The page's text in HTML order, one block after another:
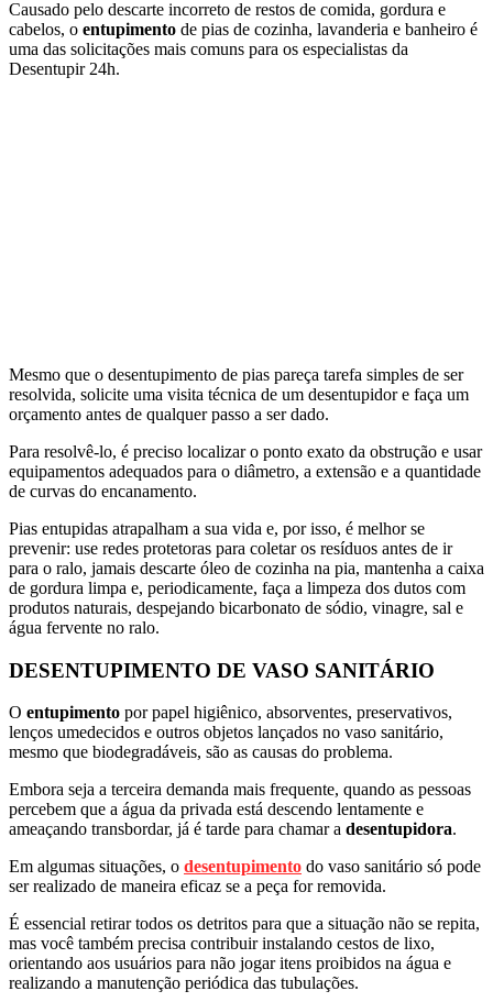
Causado pelo descarte incorreto de restos de comida, gordura e
cabelos, o entupimento de pias de cozinha, lavanderia e banheiro é
uma das solicitações mais comuns para os especialistas da
Desentupir 24h.
Mesmo que o desentupimento de pias pareça tarefa simples de ser
resolvida, solicite uma visita técnica de um desentupidor e faça um
orçamento antes de qualquer passo a ser dado.
Para resolvê-lo, é preciso localizar o ponto exato da obstrução e usar
equipamentos adequados para o diâmetro, a extensão e a quantidade
de curvas do encanamento.
Pias entupidas atrapalham a sua vida e, por isso, é melhor se
prevenir: use redes protetoras para coletar os resíduos antes de ir
para o ralo, jamais descarte óleo de cozinha na pia, mantenha a caixa
de gordura limpa e, periodicamente, faça a limpeza dos dutos com
produtos naturais, despejando bicarbonato de sódio, vinagre, sal e
água fervente no ralo.
DESENTUPIMENTO DE VASO SANITÁRIO
O entupimento por papel higiênico, absorventes, preservativos,
lenços umedecidos e outros objetos lançados no vaso sanitário,
mesmo que biodegradáveis, são as causas do problema.
Embora seja a terceira demanda mais frequente, quando as pessoas
percebem que a água da privada está descendo lentamente e
ameaçando transbordar, já é tarde para chamar a desentupidora.
Em algumas situações, o desentupimento do vaso sanitário só pode
ser realizado de maneira eficaz se a peça for removida.
É essencial retirar todos os detritos para que a situação não se repita,
mas você também precisa contribuir instalando cestos de lixo,
orientando aos usuários para não jogar itens proibidos na água e
realizando a manutenção periódica das tubulações.